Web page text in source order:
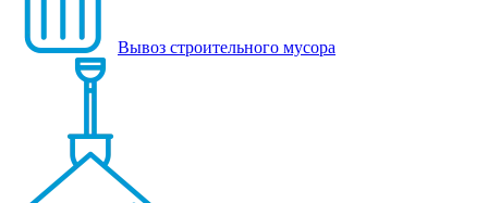
Вывоз строительного мусора